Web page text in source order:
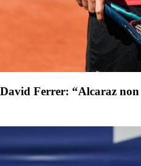
David Ferrer: “Alcaraz